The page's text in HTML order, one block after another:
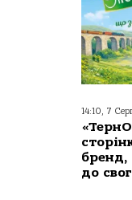
14:10, 7
бренд,
до